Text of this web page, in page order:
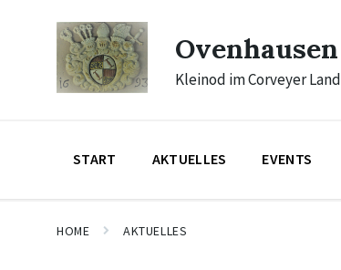
navigation
Ovenhausen
Kleinod im Corveyer Land
START AKTUELLES EVENTS
HOME AKTUELLES